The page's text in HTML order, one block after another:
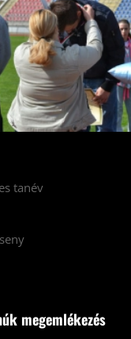
tanév
megemlékezés